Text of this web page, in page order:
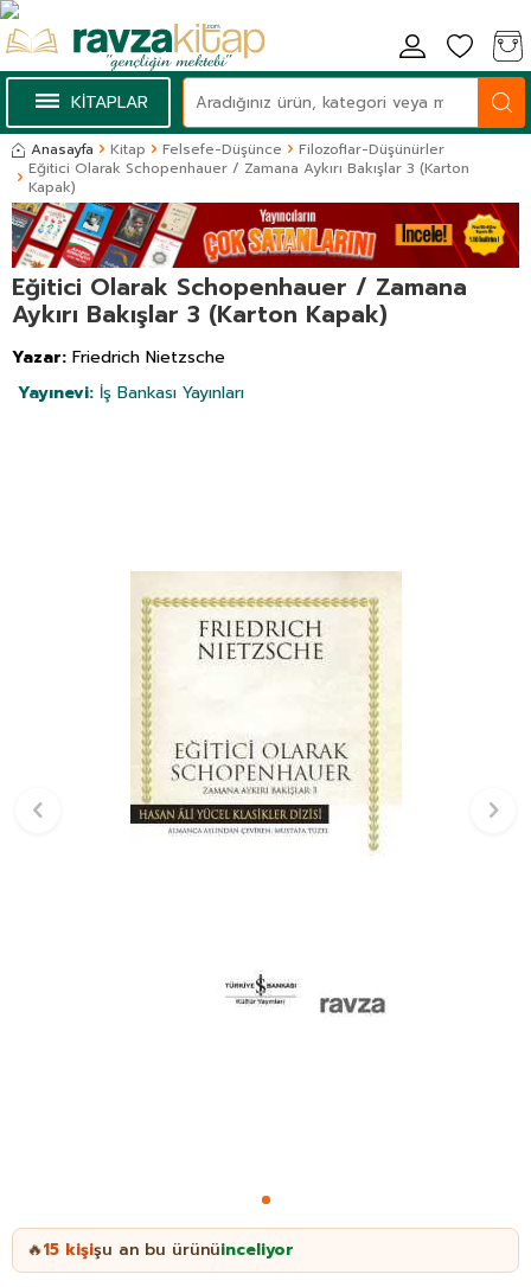
KİTAPLAR
Anasayfa Kitap Felsefe-Düşünce
Filozoflar-Düşünürler
Eğitici Olarak Schopenhauer / Zamana Aykırı Bakışlar 3 (Karton
Kapak)
Eğitici Olarak Schopenhauer / Zamana
Aykırı Bakışlar 3 (Karton Kapak)
Yazar: Friedrich Nietzsche
Yayınevi: İş Bankası Yayınları
🔥15 kişişu an bu ürünüinceliyor